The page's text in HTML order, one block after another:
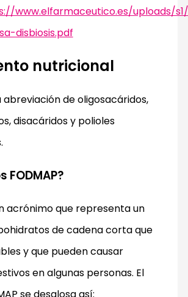
www.elfarmaceutico.es/uploads/
disbiosis.pdf
nutricional
abreviación de oligosacáridos,
disacáridos y polioles
FODMAP?
acrónimo que representa un
de cadena corta que
y que pueden causar
en algunas personas. El
se desglosa así: